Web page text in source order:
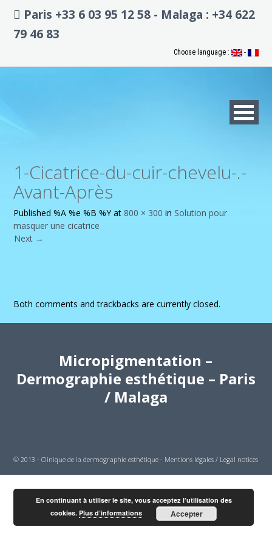
Paris +33 6 03 95 12 58 - Malaga : +34 622
79 46 83
Choose language : -
1-Cicatrice-du-cuir-chevelu-.-
Avant-Après
Published%A %e %B %Yat 800 × 300 in Solution pour
masquer une cicatrice
Next →
Both comments and trackbacks are currently closed.
Micropigmentation –
Dermographie esthétique – Paris
/ Malaga
© 2013 - Clinique de la dermographie esthétique - Mentions légales / Legal notices
En continuant à utiliser le site, vous acceptez l’utilisation des
cookies.Plus d’informations Accepter